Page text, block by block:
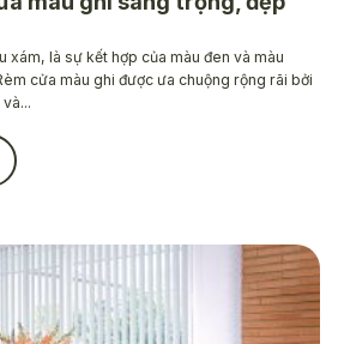
xám, là sự kết hợp của màu đen và màu
cửa màu ghi được ưa chuộng rộng rãi bởi